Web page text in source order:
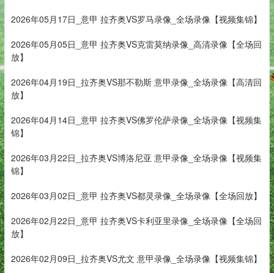
2026年05月17日_意甲 拉齐奥VS罗马录像_全场录像【视频集锦】
2026年05月05日_意甲 拉齐奥VS克雷莫纳录像_高清录像【全场回
放】
2026年04月19日_拉齐奥VS那不勒斯 意甲录像_全场录像【高清回
放】
2026年04月14日_意甲 拉齐奥VS佛罗伦萨录像_全场录像【视频集
锦】
2026年03月22日_拉齐奥VS博洛尼亚 意甲录像_全场录像【视频集
锦】
2026年03月02日_意甲 拉齐奥VS都灵录像_全场录像【全场回放】
2026年02月22日_意甲 拉齐奥VS卡利亚里录像_全场录像【全场回
放】
2026年02月09日_拉齐奥VS尤文 意甲录像_全场录像【视频集锦】